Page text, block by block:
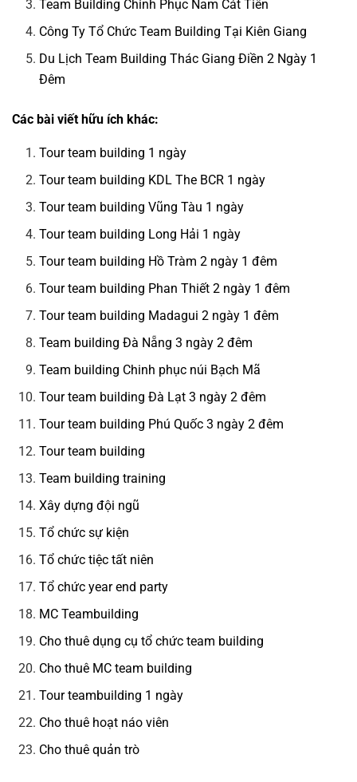
Team Building Chinh Phục Nam Cát Tiên
Công Ty Tổ Chức Team Building Tại Kiên Giang
Du Lịch Team Building Thác Giang Điền 2 Ngày 1
Đêm
Các bài viết hữu ích khác:
Tour team building 1 ngày
Tour team building KDL The BCR 1 ngày
Tour team building Vũng Tàu 1 ngày
Tour team building Long Hải 1 ngày
Tour team building Hồ Tràm 2 ngày 1 đêm
Tour team building Phan Thiết 2 ngày 1 đêm
Tour team building Madagui 2 ngày 1 đêm
Team building Đà Nẵng 3 ngày 2 đêm
Team building Chinh phục núi Bạch Mã
Tour team building Đà Lạt 3 ngày 2 đêm
Tour team building Phú Quốc 3 ngày 2 đêm
Tour team building
Team building training
Xây dựng đội ngũ
Tổ chức sự kiện
Tổ chức tiệc tất niên
Tổ chức year end party
MC Teambuilding
Cho thuê dụng cụ tổ chức team building
Cho thuê MC team building
Tour teambuilding 1 ngày
Cho thuê hoạt náo viên
Cho thuê quản trò